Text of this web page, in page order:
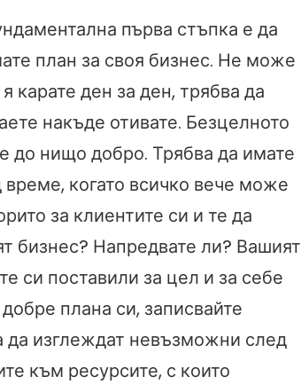
първа стъпка е да
план за своя бизнес. Не може
карате ден за ден, трябва да
накъде отивате. Безцелното
до нищо добро. Трябва да имате
време, когато всичко вече може
за клиентите си и те да
бизнес? Напредвате ли? Вашият
си поставили за цел и за себе
плана си, записвайте
да изглеждат невъзможни след
към ресурсите, с които